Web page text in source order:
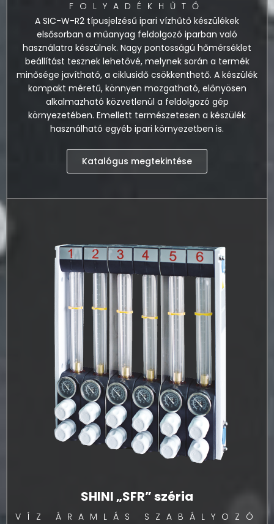
FOLYADÉKHŰTŐ
A SIC-W-R2 típusjelzésű ipari vízhűtő készülékek
elsősorban a műanyag feldolgozó iparban való
használatra készülnek. Nagy pontosságú hőmérséklet
beállítást tesznek lehetővé, melynek során a termék
minősége javítható, a ciklusidő csökkenthető. A készülék
kompakt méretű, könnyen mozgatható, előnyösen
alkalmazható közvetlenül a feldolgozó gép
környezetében. Emellett természetesen a készülék
használható egyéb ipari környezetben is.
Katalógus megtekintése
SHINI „SFR” széria
VÍZ ÁRAMLÁS SZABÁLYOZÓ